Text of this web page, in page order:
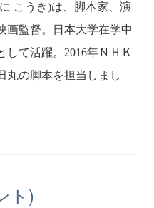
こうき)は、脚本家、演
画監督。日本大学在学中
して活躍。2016年ＮＨＫ
丸の脚本を担当しまし
ト)